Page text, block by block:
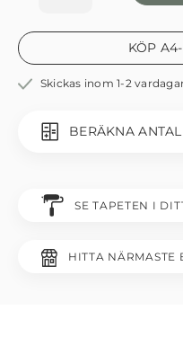
Skickas inom 1-2
BERÄKNA
KÖP
SE TAPETEN I
HITTA NÄRMASTE